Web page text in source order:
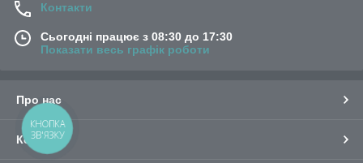
Контакти
Сьогодні працює з 08:30 до 17:30
Показати весь графік роботи
Про нас
Контакти
КНОПКА
ЗВ'ЯЗКУ